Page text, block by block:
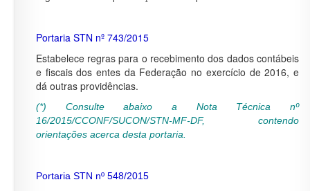
Portaria STN nº 743/2015
Estabelece regras para o recebimento dos dados contábeis
e fiscais dos entes da Federação no exercício de 2016, e
dá outras providências.
(*) Consulte abaixo a Nota Técnica nº
16/2015/CCONF/SUCON/STN-MF-DF, contendo
orientações acerca desta portaria.
Portaria STN nº 548/2015